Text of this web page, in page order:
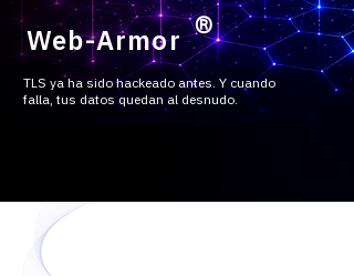
®
Web-Armor
TLS ya ha sido hackeado antes. Y cuando
falla, tus datos quedan al desnudo.